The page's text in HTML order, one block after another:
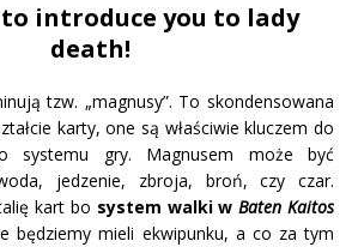
introduce you to lady
death!
tzw. „magnusy”. To skondensowana
karty, one są właściwie kluczem do
systemu gry. Magnusem może być
jedzenie, zbroja, broń, czy czar.
kart bo system walki wBaten Kaitos
będziemy mieli ekwipunku, a co za tym